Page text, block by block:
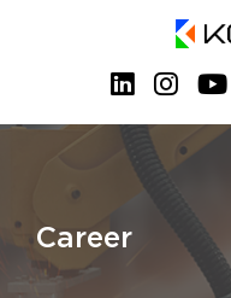
Career